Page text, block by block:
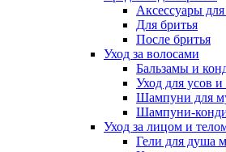
Аксессуары
Для бритья
После бритья
Уход за волосами
Бальзамы и
Уход для усов
Шампуни для
Шампуни-
Уход за лицом и
Гели для душа